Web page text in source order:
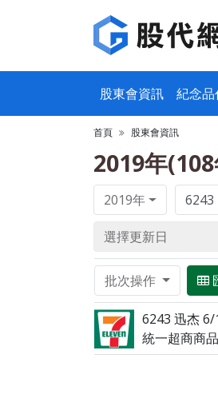
股東會資訊 紀念
首頁 股東會資訊
2019年
2019年
選擇更新日
批次操作
6243 迅杰 6/
統一超商商